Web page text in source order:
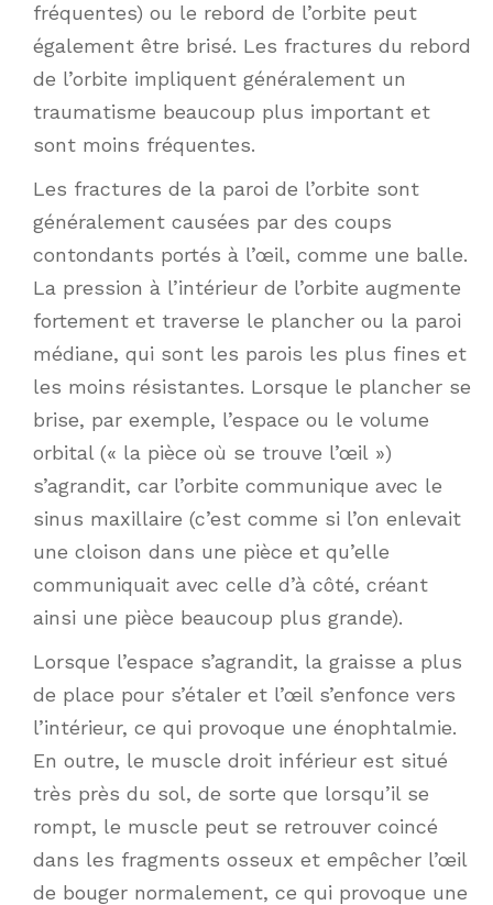
fréquentes) ou le rebord de l’orbite peut
également être brisé. Les fractures du rebord
de l’orbite impliquent généralement un
traumatisme beaucoup plus important et
sont moins fréquentes.
Les fractures de la paroi de l’orbite sont
généralement causées par des coups
contondants portés à l’œil, comme une balle.
La pression à l’intérieur de l’orbite augmente
fortement et traverse le plancher ou la paroi
médiane, qui sont les parois les plus fines et
les moins résistantes. Lorsque le plancher se
brise, par exemple, l’espace ou le volume
orbital (« la pièce où se trouve l’œil »)
s’agrandit, car l’orbite communique avec le
sinus maxillaire (c’est comme si l’on enlevait
une cloison dans une pièce et qu’elle
communiquait avec celle d’à côté, créant
ainsi une pièce beaucoup plus grande).
Lorsque l’espace s’agrandit, la graisse a plus
de place pour s’étaler et l’œil s’enfonce vers
l’intérieur, ce qui provoque une énophtalmie.
En outre, le muscle droit inférieur est situé
très près du sol, de sorte que lorsqu’il se
rompt, le muscle peut se retrouver coincé
dans les fragments osseux et empêcher l’œil
de bouger normalement, ce qui provoque une